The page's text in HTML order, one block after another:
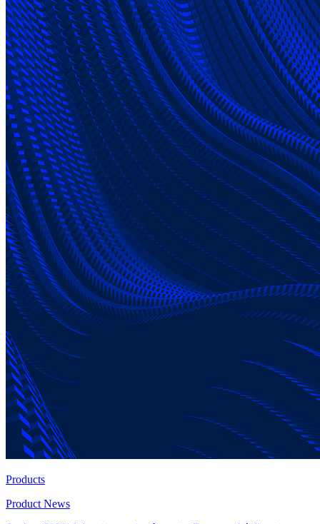
Products
Product News